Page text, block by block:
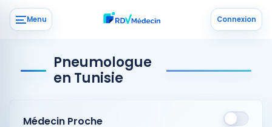
Menu Connexion
Pneumologue
en Tunisie
Médecin Proche